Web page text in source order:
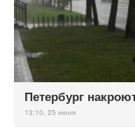
Петербург
13:10, 25 июня